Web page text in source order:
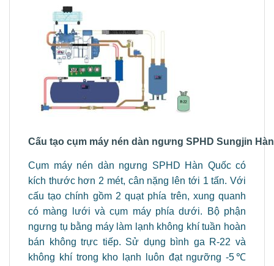
Cấu tạo cụm máy nén dàn ngưng SPHD Sungjin
Cụm máy nén dàn ngưng SPHD Hàn Quốc có
kích thước hơn 2 mét, cân nặng lên tới 1 tấn. Với
cấu tạo chính gồm 2 quạt phía trên, xung quanh
có màng lưới và cụm máy phía dưới. Bộ phận
ngưng tụ bằng máy làm lạnh không khí tuần hoàn
bán không trực tiếp. Sử dụng bình ga R-22 và
không khí trong kho lạnh luôn đạt ngưỡng -5℃